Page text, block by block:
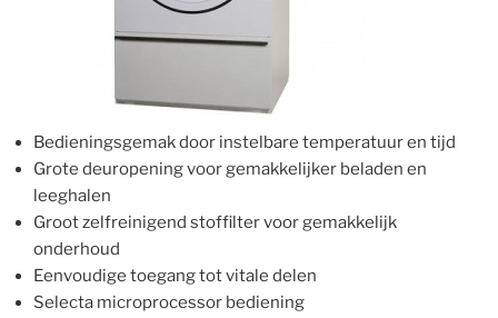
Bedieningsgemak door instelbare temperatuur en tijd
Grote deuropening voor gemakkelijker beladen en
leeghalen
Groot zelfreinigend stoffilter voor gemakkelijk
onderhoud
Eenvoudige toegang tot vitale delen
Selecta microprocessor bediening